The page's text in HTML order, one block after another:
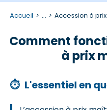
Accueil ... Accession à
Comment
à prix
⏱ L'essentiel en